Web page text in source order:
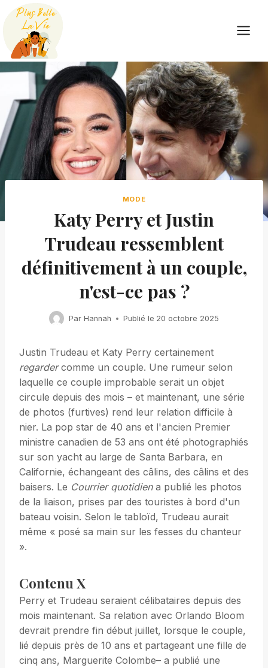
Skip
content
MODE
Katy Perry et Justin
Trudeau ressemblent
définitivement à un couple,
n'est-ce pas ?
Par Hannah Publié le 20 octobre 2025
Justin Trudeau et Katy Perry certainement
regardercomme un couple. Une rumeur selon
laquelle ce couple improbable serait un objet
circule depuis des mois – et maintenant, une série
de photos (furtives) rend leur relation difficile à
nier. La pop star de 40 ans et l'ancien Premier
ministre canadien de 53 ans ont été photographiés
sur son yacht au large de Santa Barbara, en
Californie, échangeant des câlins, des câlins et des
baisers. Le Courrier quotidiena publié les photos
de la liaison, prises par des touristes à bord d'un
bateau voisin. Selon le tabloïd, Trudeau aurait
même « posé sa main sur les fesses du chanteur
».
Contenu X
Perry et Trudeau seraient célibataires depuis des
mois maintenant. Sa relation avec Orlando Bloom
devrait prendre fin début juillet, lorsque le couple,
lié depuis près de 10 ans et partageant une fille de
cinq ans, Marguerite Colombe– a publié une